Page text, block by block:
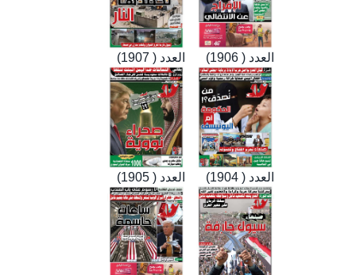
العدد ( 1907) العدد ( 1906)
العدد ( 1905) العدد ( 1904)